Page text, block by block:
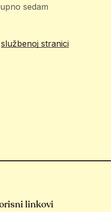
sedam
službenoj stranici
linkovi